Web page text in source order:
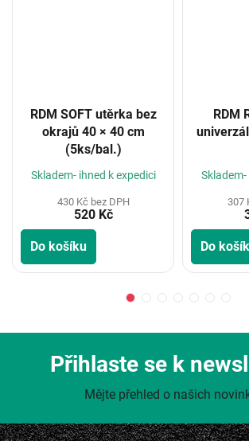
RDM SOFT utěrka bez
okrajů 40 × 40 cm
(5ks/bal.)
Skladem- ihned k expedici
430 Kč bez DPH
520 Kč
Do košíku
RDM
307
Do
Přihlaste se k
Mějte přehled o našich